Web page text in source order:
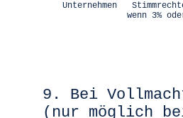
Unternehmen
wenn 3%
9. Bei
(nur möglich